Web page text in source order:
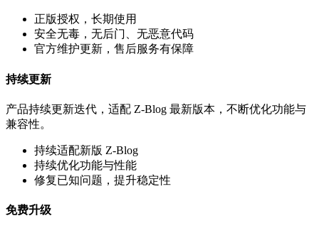
正版授权，长期使用
安全无毒，无后门、无恶意代码
官方维护更新，售后服务有保障
持续更新
产品持续更新迭代，适配 Z-Blog 最新版本，不断优化功能与
兼容性。
持续适配新版 Z-Blog
持续优化功能与性能
修复已知问题，提升稳定性
免费升级